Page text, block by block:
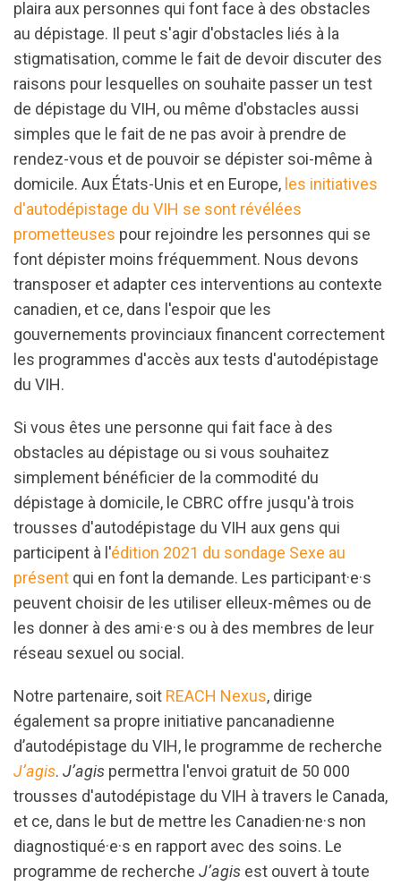
plaira aux personnes qui font face à des obstacles
au dépistage. Il peut s'agir d'obstacles liés à la
stigmatisation, comme le fait de devoir discuter des
raisons pour lesquelles on souhaite passer un test
de dépistage du VIH, ou même d'obstacles aussi
simples que le fait de ne pas avoir à prendre de
rendez-vous et de pouvoir se dépister soi-même à
domicile. Aux États-Unis et en Europe, les initiatives
d'autodépistage du VIH se sont révélées
prometteuses pour rejoindre les personnes qui se
font dépister moins fréquemment. Nous devons
transposer et adapter ces interventions au contexte
canadien, et ce, dans l'espoir que les
gouvernements provinciaux financent correctement
les programmes d'accès aux tests d'autodépistage
du VIH.
Si vous êtes une personne qui fait face à des
obstacles au dépistage ou si vous souhaitez
simplement bénéficier de la commodité du
dépistage à domicile, le CBRC offre jusqu'à trois
trousses d'autodépistage du VIH aux gens qui
participent à l'édition 2021 du sondage Sexe au
présent qui en font la demande. Les participant·e·s
peuvent choisir de les utiliser elleux-mêmes ou de
les donner à des ami·e·s ou à des membres de leur
réseau sexuel ou social.
Notre partenaire, soit REACH Nexus, dirige
également sa propre initiative pancanadienne
d’autodépistage du VIH, le programme de recherche
J’agis. J’agis permettra l'envoi gratuit de 50 000
trousses d'autodépistage du VIH à travers le Canada,
et ce, dans le but de mettre les Canadien·ne·s non
diagnostiqué·e·s en rapport avec des soins. Le
programme de recherche J’agis est ouvert à toute